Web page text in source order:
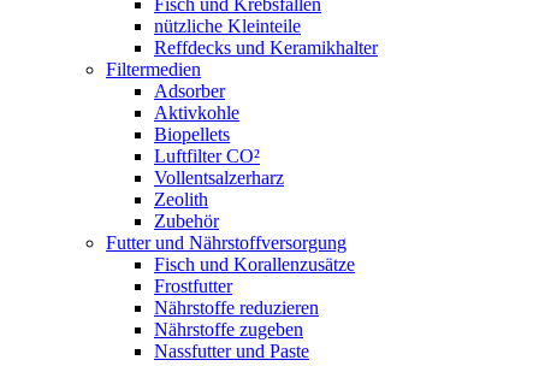
nützliche Kleinteile
Reffdecks und Keramikhalter
Filtermedien
Adsorber
Aktivkohle
Biopellets
Luftfilter CO²
Vollentsalzerharz
Zeolith
Zubehör
Futter und Nährstoffversorgung
Fisch und Korallenzusätze
Frostfutter
Nährstoffe reduzieren
Nährstoffe zugeben
Nassfutter und Paste